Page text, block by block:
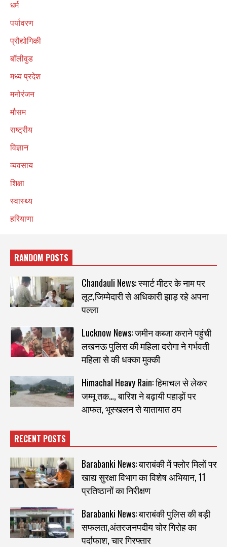
धर्म
पर्यावरण
प्रौद्योगिकी
बॉलीवुड
मध्य प्रदेश
मनोरंजन
मौसम
राष्ट्रीय
विज्ञान
व्यवसाय
शिक्षा
स्वास्थ्य
हरियाणा
RANDOM POSTS
Chandauli News: स्मार्ट मीटर के नाम पर
लूट,जिम्मेदारी से अधिकारी झाड़ रहे अपना
पल्ला
Lucknow News: जमीन कब्जा कराने पहुंची
लखनऊ पुलिस की महिला दरोगा ने गर्भवती
महिला से की धक्का मुक्की
Himachal Heavy Rain: हिमाचल से लेकर
जम्मू तक…, बारिश ने बढ़ायी पहाड़ों पर
आफत, भूस्खलन से यातायात ठप
RECENT POSTS
Barabanki News: बाराबंकी में फ्लोर मिलों पर
खाद्य सुरक्षा विभाग का विशेष अभियान, 11
प्रतिष्ठानों का निरीक्षण
Barabanki News: बाराबंकी पुलिस की बड़ी
सफलता,अंतरजनपदीय चोर गिरोह का
पर्दाफाश, चार गिरफ्तार